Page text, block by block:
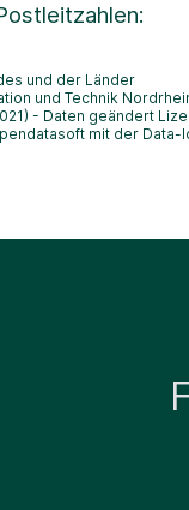
und der Länder
und Technik
- Daten geändert
mit der Data-